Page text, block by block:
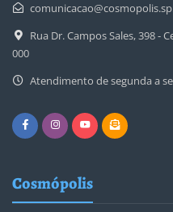
Rua Dr. Campos Sales, 398 -
000
Atendimento de segunda a
Cosmópolis